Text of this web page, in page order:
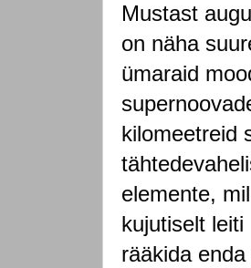
Mustast
on näha
ümaraid
kilomeetreid
elemente,
kujutiselt
rääkida